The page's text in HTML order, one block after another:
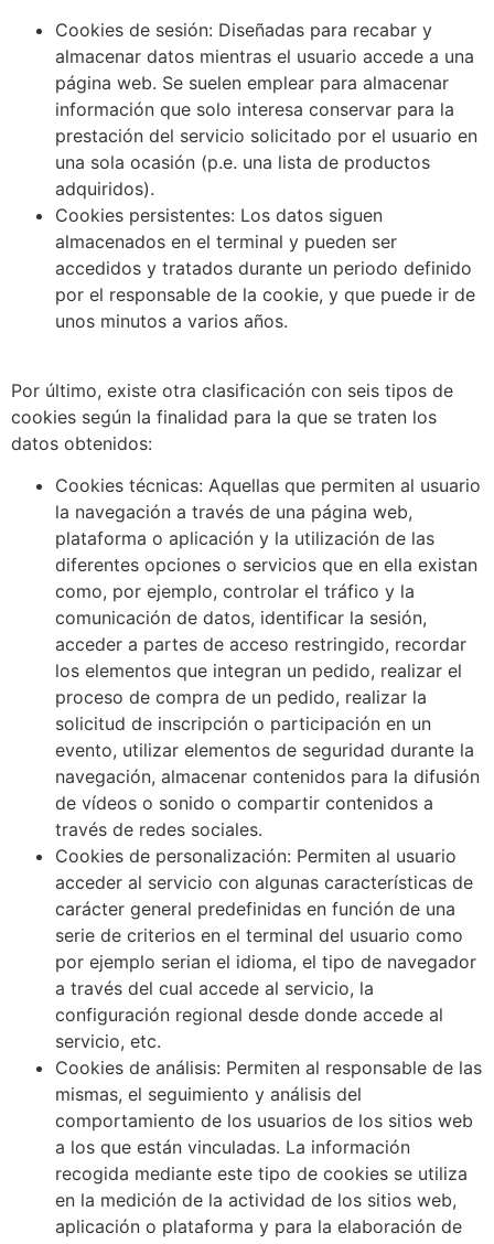
Cookies de sesión: Diseñadas para recabar y
almacenar datos mientras el usuario accede a una
página web. Se suelen emplear para almacenar
información que solo interesa conservar para la
prestación del servicio solicitado por el usuario en
una sola ocasión (p.e. una lista de productos
adquiridos).
Cookies persistentes: Los datos siguen
almacenados en el terminal y pueden ser
accedidos y tratados durante un periodo definido
por el responsable de la cookie, y que puede ir de
unos minutos a varios años.
Por último, existe otra clasificación con seis tipos de
cookies según la finalidad para la que se traten los
datos obtenidos:
Cookies técnicas: Aquellas que permiten al usuario
la navegación a través de una página web,
plataforma o aplicación y la utilización de las
diferentes opciones o servicios que en ella existan
como, por ejemplo, controlar el tráfico y la
comunicación de datos, identificar la sesión,
acceder a partes de acceso restringido, recordar
los elementos que integran un pedido, realizar el
proceso de compra de un pedido, realizar la
solicitud de inscripción o participación en un
evento, utilizar elementos de seguridad durante la
navegación, almacenar contenidos para la difusión
de vídeos o sonido o compartir contenidos a
través de redes sociales.
Cookies de personalización: Permiten al usuario
acceder al servicio con algunas características de
carácter general predefinidas en función de una
serie de criterios en el terminal del usuario como
por ejemplo serian el idioma, el tipo de navegador
a través del cual accede al servicio, la
configuración regional desde donde accede al
servicio, etc.
Cookies de análisis: Permiten al responsable de las
mismas, el seguimiento y análisis del
comportamiento de los usuarios de los sitios web
a los que están vinculadas. La información
recogida mediante este tipo de cookies se utiliza
en la medición de la actividad de los sitios web,
aplicación o plataforma y para la elaboración de